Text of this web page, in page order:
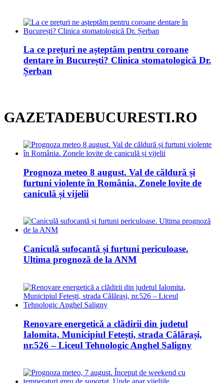
La ce prețuri ne așteptăm pentru coroane
dentare în București? Clinica stomatologică Dr.
Șerban
GAZETADEBUCURESTI.RO
Prognoza meteo 8 august. Val de căldură și
furtuni violente în România. Zonele lovite de
caniculă și vijelii
Caniculă sufocantă și furtuni periculoase.
Ultima prognoză de la ANM
Renovare energetică a clădirii din judetul
Ialomita, Municipiul Fetești, strada Călărași,
nr.526 – Liceul Tehnologic Anghel Saligny